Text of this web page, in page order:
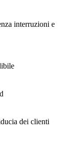
interruzioni e
dei clienti